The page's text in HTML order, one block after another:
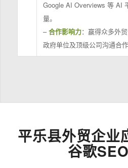
Google AI Overviews 等 AI
量。
–合作影响力：赢得众多外
政府单位及顶级公司沟通合作
平乐县外贸企业
谷歌